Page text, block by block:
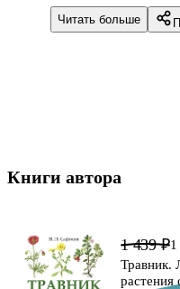
самого растения.
советую. Есть
Читать больше
Книги автора
1 439 ₽1
Травник.